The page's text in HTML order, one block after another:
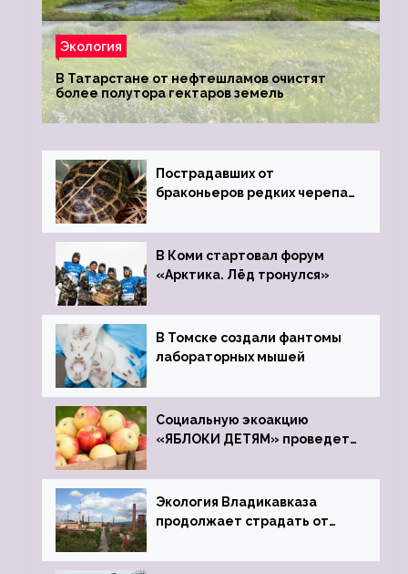
Экология
В Татарстане от нефтешламов очистят
более полутора гектаров земель
Пострадавших от
браконьеров редких черепах
зоопарк
В Коми стартовал форум
«Арктика. Лёд тронулся»
В Томске создали фантомы
лабораторных мышей
Социальную экоакцию
«ЯБЛОКИ ДЕТЯМ» проведет
Экология Владикавказа
продолжает страдать от